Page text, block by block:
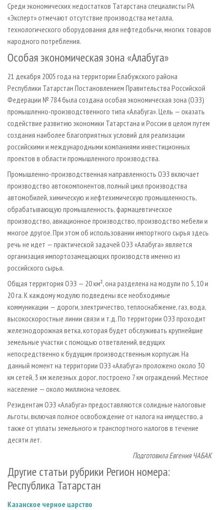
Среди экономических недостатков Татарстана специалисты РА
«Эксперт» отмечают отсутствие производства металла,
технологического оборудования для нефтедобычи, многих товаров
народного потребления.
Особая экономическая зона «Алабуга»
21 декабря 2005 года на территории Елабужского района
Республики Татарстан Постановлением Правительства Российской
Федерации № 784 была создана особая экономическая зона (ОЭЗ)
промышленно-производственного типа «Алабуга». Цель — оказать
содействие развитию экономики Татарстана и России в целом путем
создания наиболее благоприятных условий для реализации
российскими и международными компаниями инвестиционных
проектов в области промышленного производства.
Промышленно-производственная направленность ОЭЗ включает
производство автокомпонентов, полный цикл производства
автомобилей, химическую и нефтехимическую промышленность,
обрабатывающую промышленность, фармацевтическое
производство, авиационное производство, производство мебели и
многое другое. При этом об использовании импортного сырья здесь
речь не идет — практической задачей ОЭЗ «Алабуга» является
организация импортозамещающих производств именно из
российского сырья.
Общая территория ОЭЗ — 20 км², она разделена на модули по 5, 10 и
20 га. К каждому модулю подведены все необходимые
коммуникации — дороги, электричество, теплоснабжение, газ, вода,
высокоскоростные линии связи и т.д. По территории ОЭЗ проходит
железнодорожная ветка, которая будет обслуживать крупнейшие
земельные участки с помощью ответвлений, ведущих
непосредственно к будущим производственным корпусам. На
данный момент на территории ОЭЗ «Алабуга» проложено около 30
км сетей, 3 км железных дорог, построено 7 км ограждений. Местное
население — около миллиона человек.
Резидентам ОЭЗ «Алабуга» предоставляются солидные налоговые
льготы, включая полное освобождение от налога на имущество, а
также от уплаты земельного и транспортного налогов в течение
десяти лет.
Подготовила Евгения ЧАБАК
Другие статьи рубрики Регион номера:
Республика Татарстан
Казанское черное царство